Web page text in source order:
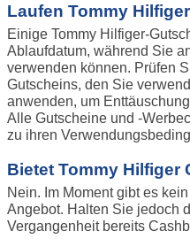
Laufen Tommy
Einige Tommy Hilfiger-
Ablaufdatum, während Sie
verwenden können. Prüfen
Gutscheins, den Sie
anwenden, um
Alle Gutscheine und -
zu ihren
Bietet Tommy Hilfiger
Nein. Im Moment gibt es
Angebot. Halten Sie jedoch
Vergangenheit bereits